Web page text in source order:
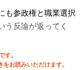
も参政権と職業選択
反論が返ってく
す。
をお読みいただけます。